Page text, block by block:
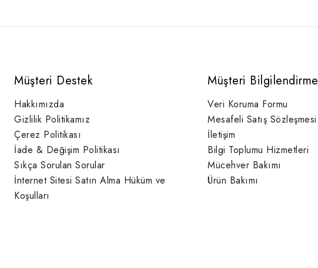
Müşteri Destek
Hakkımızda
Gizlilik Politikamız
Çerez Politikası
İade & Değişim Politikası
Sıkça Sorulan Sorular
İnternet Sitesi Satın Alma Hüküm ve
Koşulları
Müşteri Bilgilendirme
Veri Koruma Formu
Mesafeli Satış Sözleşmesi
İletişim
Bilgi Toplumu Hizmetleri
Mücehver Bakımı
Ürün Bakımı